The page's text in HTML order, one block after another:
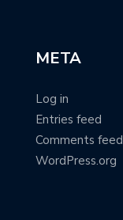
META
Log in
Entries feed
Comments feed
WordPress.org